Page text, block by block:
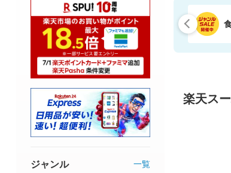
楽天ス
ジャンル 一覧